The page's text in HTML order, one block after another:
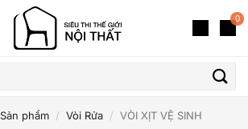
0
Sản phẩm / Vòi Rửa / VÒI XỊT VỆ SINH